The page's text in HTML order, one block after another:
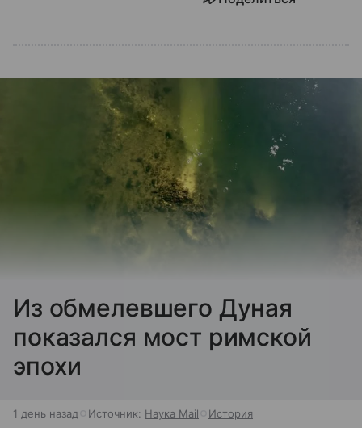
Из обмелевшего Дуная
показался мост римской
эпохи
1 день назад Источник: Наука Mail История